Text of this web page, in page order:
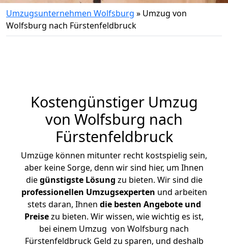
Umzugsunternehmen Wolfsburg » Umzug von
Wolfsburg nach Fürstenfeldbruck
Kostengünstiger Umzug
von Wolfsburg nach
Fürstenfeldbruck
Umzüge können mitunter recht kostspielig sein,
aber keine Sorge, denn wir sind hier, um Ihnen
diegünstigste Lösung zu bieten. Wir sind die
professionellen Umzugsexperten und arbeiten
stets daran, Ihnen die besten Angebote und
Preisezu bieten. Wir wissen, wie wichtig es ist,
bei einem Umzug von Wolfsburg nach
Fürstenfeldbruck Geld zu sparen, und deshalb